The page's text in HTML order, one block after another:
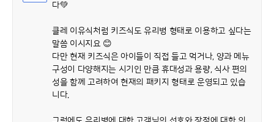
다💚
클레 이유식처럼 키즈식도 유리병 형태로 이용하고 싶다는
말씀 이시지요 😊
다만 현재 키즈식은 아이들이 직접 들고 먹거나, 양과 메뉴
구성이 다양해지는 시기인 만큼 휴대성과 용량, 식사 편의
성을 함께 고려하여 현재의 패키지 형태로 운영되고 있습
니다.